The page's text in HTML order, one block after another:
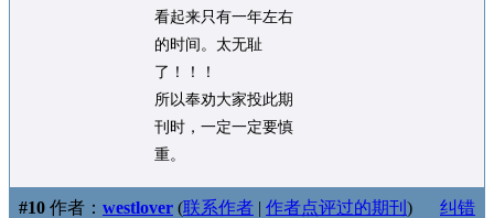
看起来只有一年左右
的时间。太无耻
了！！！
所以奉劝大家投此期
刊时，一定一定要慎
重。
#10 作者： westlover (联系作者 | 作者点评过的期刊 )
纠错